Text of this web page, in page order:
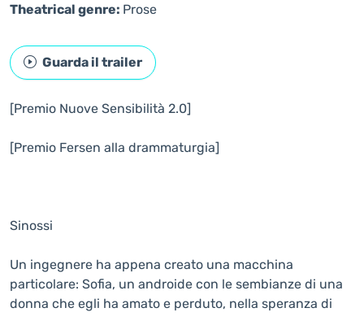
Theatrical genre: Prose
Guarda il trailer
[Premio Nuove Sensibilità 2.0]
[Premio Fersen alla drammaturgia]
Sinossi
Un ingegnere ha appena creato una macchina
particolare: Sofia, un androide con le sembianze di una
donna che egli ha amato e perduto, nella speranza di